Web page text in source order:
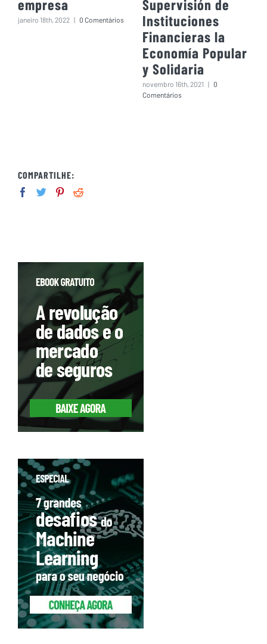
empresa
janeiro 18th, 2022 | 0 Comentários
Supervisión de
Instituciones
Financieras la
Economía Popular
y Solidaria
novembro 16th, 2021 | 0
Comentários
COMPARTILHE: